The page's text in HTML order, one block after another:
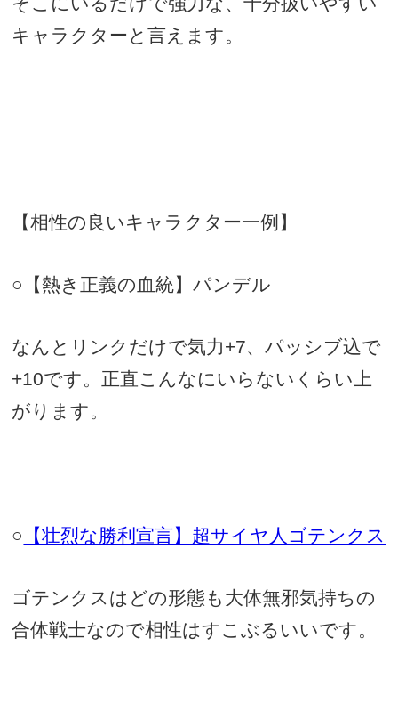
キャラクターと言えます。
【相性の良いキャラクター一例】
○【熱き正義の血統】パンデル
なんとリンクだけで気力+7、パッシブ込で
+10です。正直こんなにいらないくらい上
がります。
○ 【壮烈な勝利宣言】超サイヤ人ゴテンクス
ゴテンクスはどの形態も大体無邪気持ちの
合体戦士なので相性はすこぶるいいです。